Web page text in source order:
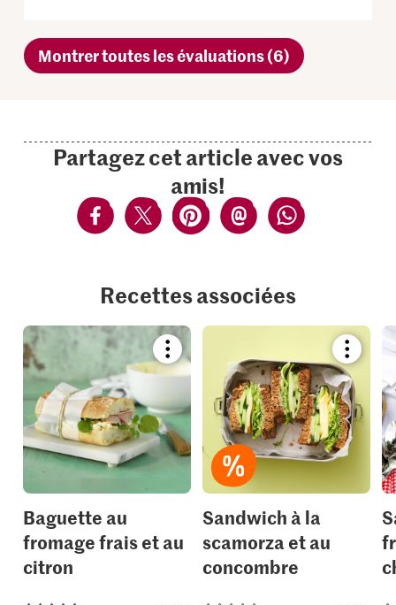
Montrer toutes les évaluations (6)
Partagez cet article avec vos
amis!
Recettes associées
Bookmark
recipe
it
to
your
collections.
Baguette au
fromage frais et au
citron
recipe
or
add
it
to
your
Sandwich à la
scamorza et au
concombre